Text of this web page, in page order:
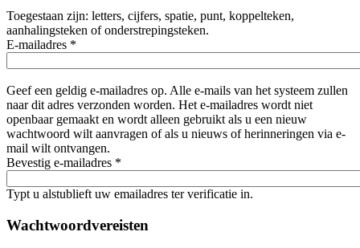
Toegestaan zijn: letters, cijfers, spatie, punt, koppelteken,
aanhalingsteken of onderstrepingsteken.
E-mailadres *
Geef een geldig e-mailadres op. Alle e-mails van het systeem zullen
naar dit adres verzonden worden. Het e-mailadres wordt niet
openbaar gemaakt en wordt alleen gebruikt als u een nieuw
wachtwoord wilt aanvragen of als u nieuws of herinneringen via e-
mail wilt ontvangen.
Bevestig e-mailadres *
Typt u alstublieft uw emailadres ter verificatie in.
Wachtwoordvereisten